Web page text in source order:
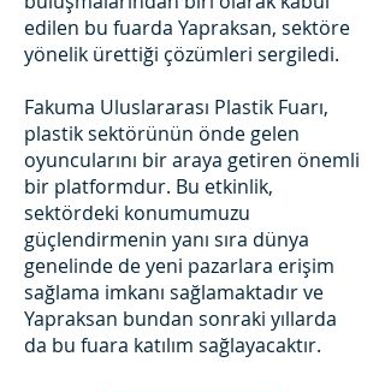
edilen bu fuarda Yapraksan, sektöre
yönelik ürettiği çözümleri sergiledi.
Fakuma Uluslararası Plastik Fuarı,
plastik sektörünün önde gelen
oyuncularını bir araya getiren önemli
bir platformdur. Bu etkinlik,
sektördeki konumumuzu
güçlendirmenin yanı sıra dünya
genelinde de yeni pazarlara erişim
sağlama imkanı sağlamaktadır ve
Yapraksan bundan sonraki yıllarda
da bu fuara katılım sağlayacaktır.